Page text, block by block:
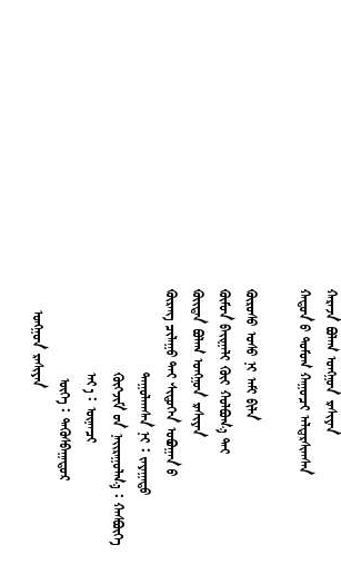
                                 